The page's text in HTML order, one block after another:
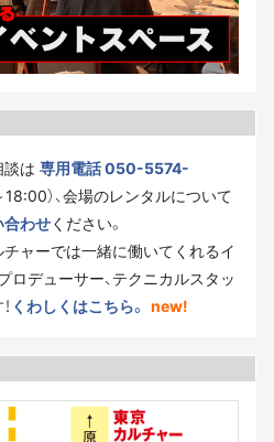
談は 専用電話 050-5574-
18:00）、会場のレンタルについて
合わせください。
ャーでは一緒に働いてくれるイ
ロデューサー、テクニカルスタッ
くわしくはこちら。 new!